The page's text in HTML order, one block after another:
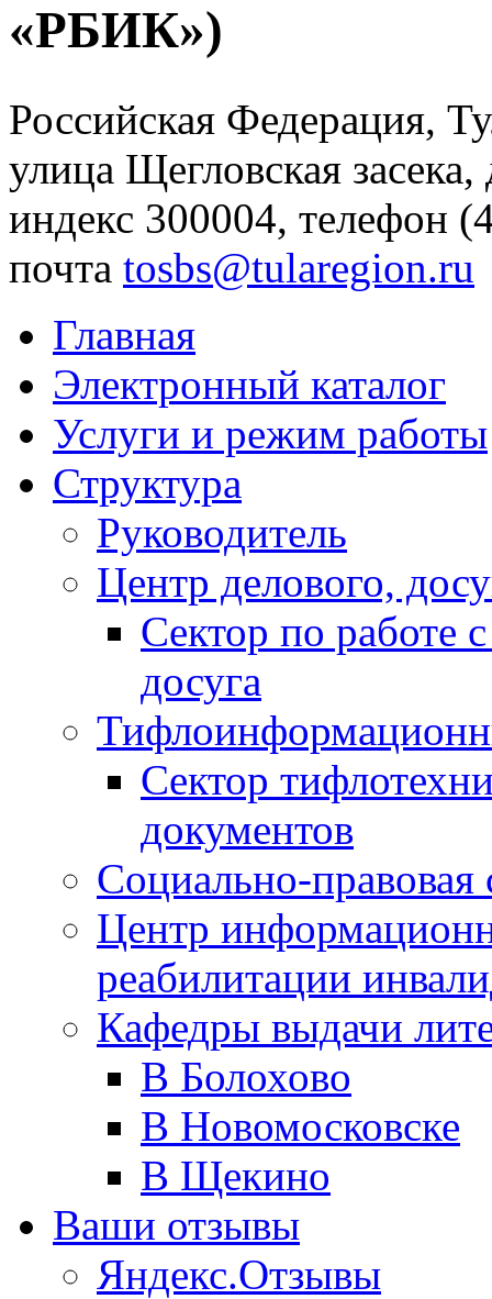
«РБИК»)
Российская Федерация,
улица Щегловская
индекс 300004, телефон
почта tosbs@tularegion.ru
Главная
Электронный каталог
Услуги и режим работы
Структура
Руководитель
Центр делового,
Сектор по работе
досуга
Сектор
документов
Социально-правовая
Центр
реабилитации
Кафедры выдачи
В Болохово
В Новомосковске
В Щекино
Ваши отзывы
Яндекс.Отзывы